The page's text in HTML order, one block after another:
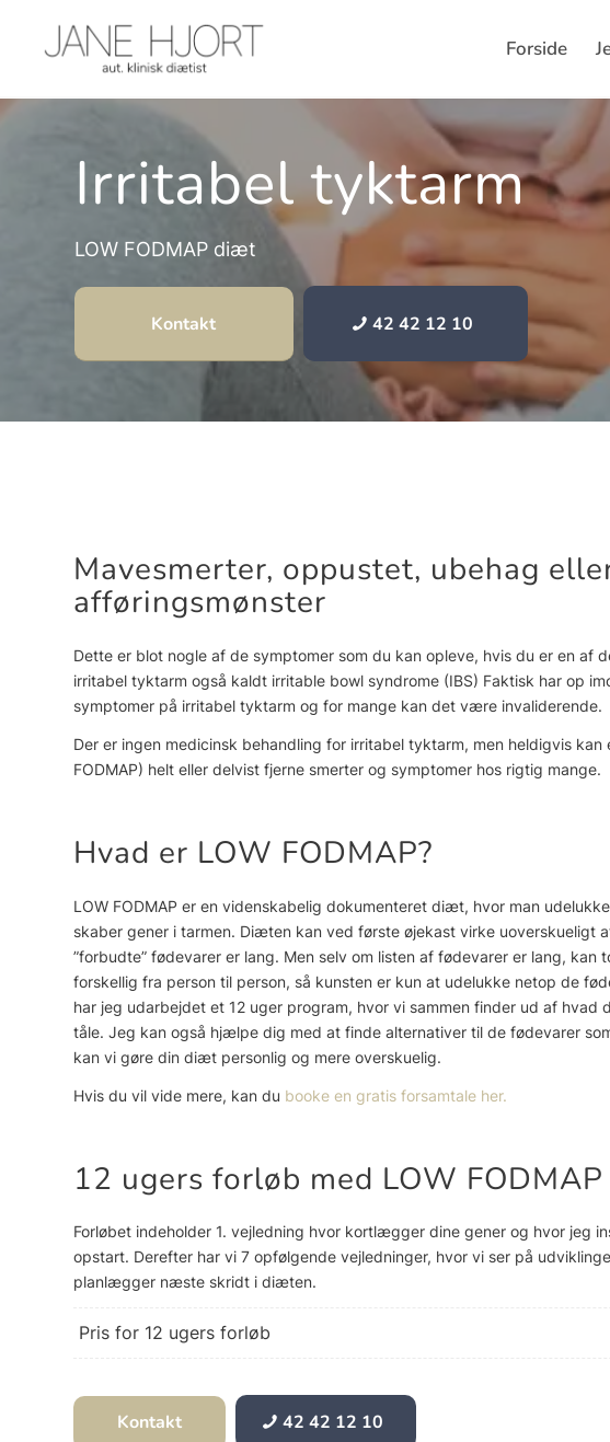
Forside
Irritabel tyktarm
LOW FODMAP diæt
Kontakt 42 42 12 10
Mavesmerter, oppustet, ubehag
afføringsmønster
Dette er blot nogle af de symptomer som du kan opleve, hvis du er en af
irritabel tyktarm også kaldt irritable bowl syndrome (IBS) Faktisk har op
symptomer på irritabel tyktarm og for mange kan det være invaliderende.
Der er ingen medicinsk behandling for irritabel tyktarm, men heldigvis
FODMAP) helt eller delvist fjerne smerter og symptomer hos rigtig mange.
Hvad er LOW FODMAP?
LOW FODMAP er en videnskabelig dokumenteret diæt, hvor man
skaber gener i tarmen. Diæten kan ved første øjekast virke uoverskueligt
”forbudte” fødevarer er lang. Men selv om listen af fødevarer er lang,
forskellig fra person til person, så kunsten er kun at udelukke netop de
har jeg udarbejdet et 12 uger program, hvor vi sammen finder ud af hvad
tåle. Jeg kan også hjælpe dig med at finde alternativer til de fødevarer
kan vi gøre din diæt personlig og mere overskuelig.
Hvis du vil vide mere, kan du booke en gratis forsamtale her.
12 ugers forløb med LOW FODMAP
Forløbet indeholder 1. vejledning hvor kortlægger dine gener og hvor jeg
opstart. Derefter har vi 7 opfølgende vejledninger, hvor vi ser på
planlægger næste skridt i diæten.
Pris for 12 ugers forløb
Kontakt 42 42 12 10